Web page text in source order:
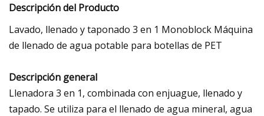
Descripción del Producto
Lavado, llenado y taponado 3 en 1 Monoblock Máquina
de llenado de agua potable para botellas de PET
Descripción general
Llenadora 3 en 1, combinada con enjuague, llenado y
tapado. Se utiliza para el llenado de agua mineral, agua